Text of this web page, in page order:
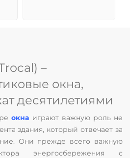
–
окна,
десятилетиями
окна играют важную роль не
здания, который отвечает за
Они прежде всего важную
энергосбережения с